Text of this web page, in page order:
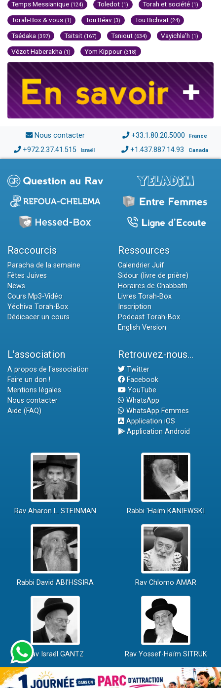
Temps Messianique (124) Toledot (1) Torah et société (1)
Torah-Box & vous (1) Tou Béav (3) Tou Bichvat (24)
Tsédaka (397) Tsitsit (167) Tsniout (634) Vayichla'h (1)
Vézot Haberakha (1) Yom Kippour (318)
Nous contacter +33.1.80.20.5000 France
+972.2.37.41.515 Israël +1.437.887.14.93 Canada
Raccourcis
Paracha de la semaine
Fêtes Juives
News
Cours Mp3-Vidéo
Yéchiva Torah-Box
Dédicacer un cours
Ressources
Calendrier Juif
Sidour (livre de prière)
Horaires de Chabbath
Livres Torah-Box
Inscription
Podcast Torah-Box
English Version
L'association
A propos de l'association
Faire un don !
Mentions légales
Nous contacter
Aide (FAQ)
Retrouvez-nous...
Twitter
Facebook
YouTube
WhatsApp
WhatsApp Femmes
Application iOS
Application Android
Rav Aharon L. STEINMAN Rabbi 'Haïm KANIEWSKI
Rabbi David ABI'HSSIRA Rav Chlomo AMAR
Rav Israël GANTZ Rav Yossef-Haïm SITRUK